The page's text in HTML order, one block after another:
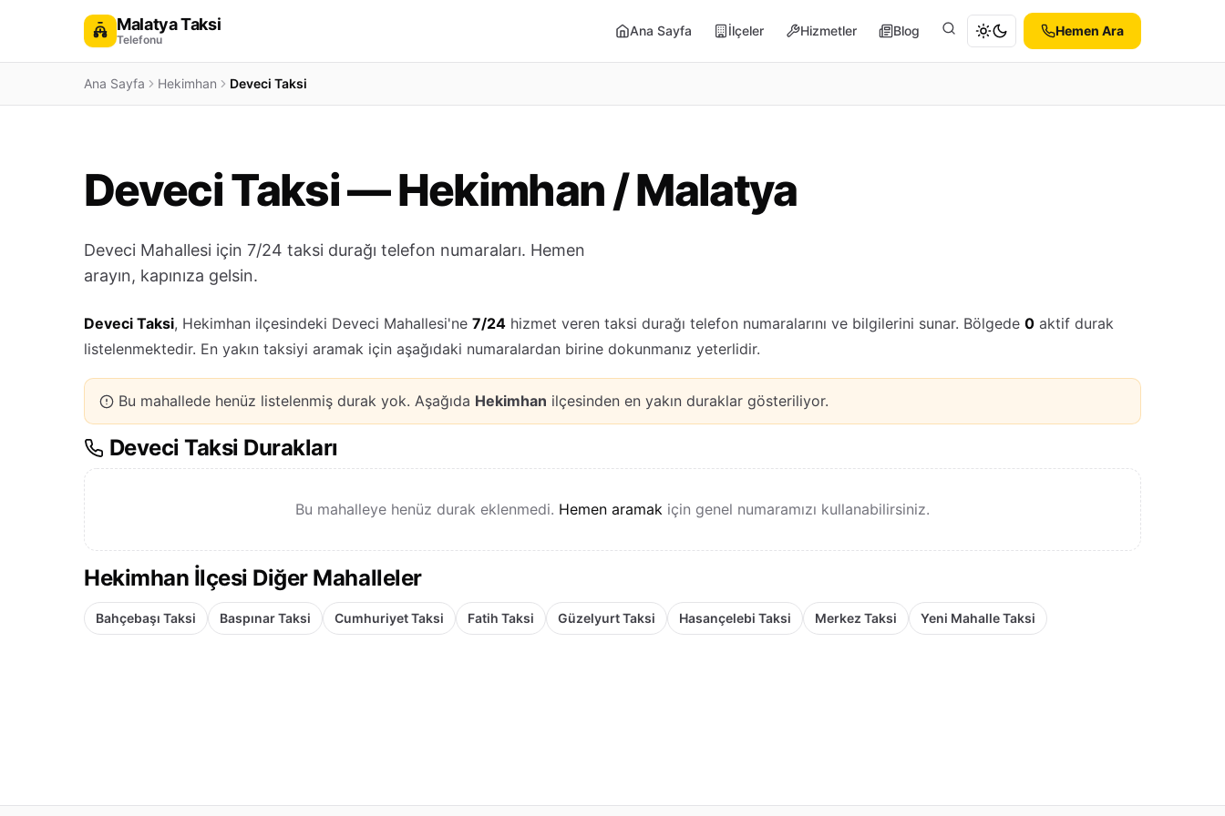
Malatya Taksi
Telefonu
Ana Sayfa İlçeler Hizmetler Blog Ara Hemen Ara
Ana Sayfa Hekimhan Deveci Taksi
Deveci Taksi — Hekimhan / Malatya
Deveci Mahallesi için 7/24 taksi durağı telefon numaraları. Hemen
arayın, kapınıza gelsin.
Deveci Taksi, Hekimhan ilçesindeki Deveci Mahallesi'ne 7/24 hizmet veren taksi durağı telefon numaralarını ve bilgilerini sunar. Bölgede 0 aktif durak
listelenmektedir. En yakın taksiyi aramak için aşağıdaki numaralardan birine dokunmanız yeterlidir.
Bu mahallede henüz listelenmiş durak yok. Aşağıda Hekimhan ilçesinden en yakın duraklar gösteriliyor.
Deveci Taksi Durakları
Bu mahalleye henüz durak eklenmedi. Hemen aramak için genel numaramızı kullanabilirsiniz.
Hekimhan İlçesi Diğer Mahalleler
Bahçebaşı Taksi Baspınar Taksi Cumhuriyet Taksi Fatih Taksi Güzelyurt Taksi Hasançelebi Taksi Merkez Taksi Yeni Mahalle Taksi